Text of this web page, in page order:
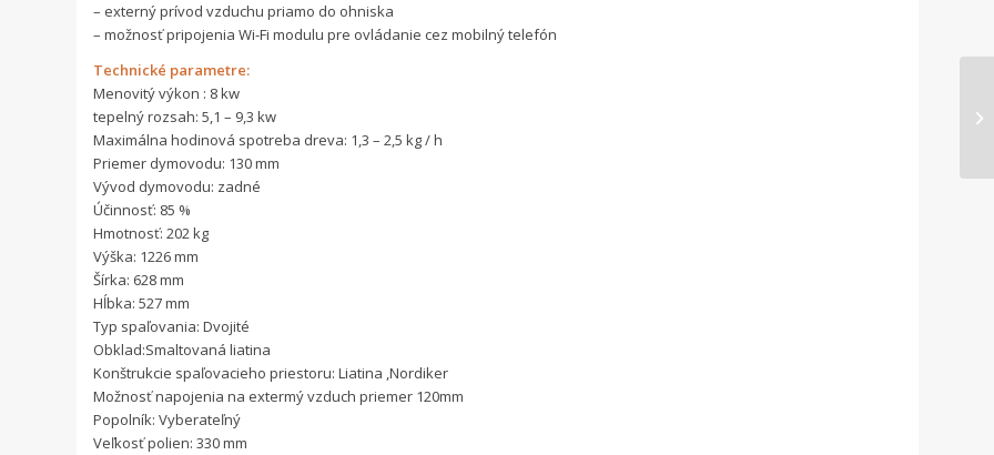
– externý prívod vzduchu priamo do ohniska
– možnosť pripojenia Wi-Fi modulu pre ovládanie cez mobilný telefón
Technické parametre:
Menovitý výkon : 8 kw
tepelný rozsah: 5,1 – 9,3 kw
Maximálna hodinová spotreba dreva: 1,3 – 2,5 kg / h
Priemer dymovodu: 130 mm
Vývod dymovodu: zadné
Účinnosť: 85 %
Hmotnosť: 202 kg
Výška: 1226 mm
Šírka: 628 mm
Hĺbka: 527 mm
Typ spaľovania: Dvojité
Obklad:Smaltovaná liatina
Konštrukcie spaľovacieho priestoru: Liatina ,Nordiker
Možnosť napojenia na extermý vzduch priemer 120mm
Popolník: Vyberateľný
Veľkosť polien: 330 mm